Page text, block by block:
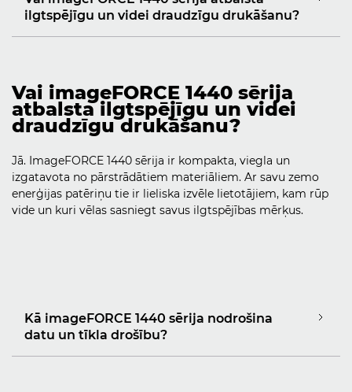
ilgtspējīgu un videi draudzīgu drukāšanu?
Vai imageFORCE 1440 sērija
atbalsta ilgtspējīgu un videi
draudzīgu drukāšanu?
Jā. ImageFORCE 1440 sērija ir kompakta, viegla un
izgatavota no pārstrādātiem materiāliem. Ar savu zemo
enerģijas patēriņu tie ir lieliska izvēle lietotājiem, kam rūp
vide un kuri vēlas sasniegt savus ilgtspējības mērķus.
Kā imageFORCE 1440 sērija nodrošina
datu un tīkla drošību?